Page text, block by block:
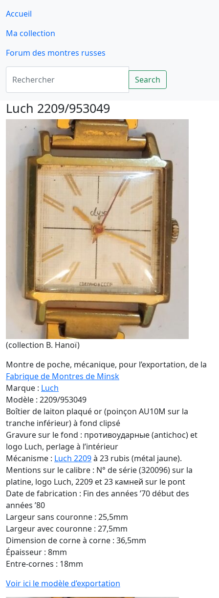
Accueil
Ma collection
Forum des montres russes
Rechercher
Search
Luch 2209/953049
(collection B. Hanoï)
Montre de poche, mécanique, pour l’exportation, de la
Fabrique de Montres de Minsk
Marque : Luch
Modèle : 2209/953049
Boîtier de laiton plaqué or (poinçon AU10M sur la
tranche inférieur) à fond clipsé
Gravure sur le fond : противоударные (antichoc) et
logo Luch, perlage à l’intérieur
Mécanisme : Luch 2209à 23 rubis (métal jaune).
Mentions sur le calibre : N° de série (320096) sur la
platine, logo Luch, 2209 et 23 камней sur le pont
Date de fabrication : Fin des années ’70 début des
années ’80
Largeur sans couronne : 25,5mm
Largeur avec couronne : 27,5mm
Dimension de corne à corne : 36,5mm
Épaisseur : 8mm
Entre-cornes : 18mm
Voir ici le modèle d’exportation